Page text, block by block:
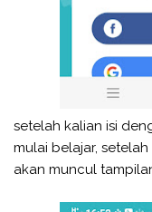
setelah kalian isi
mulai belajar,
akan muncul